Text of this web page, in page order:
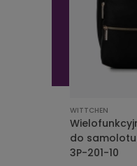
WITTCHEN
do samolotu
3P-201-10